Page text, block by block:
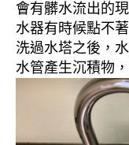
會有髒水流出的
水器有時候點不
洗過水塔之後，
水管產生沉積物